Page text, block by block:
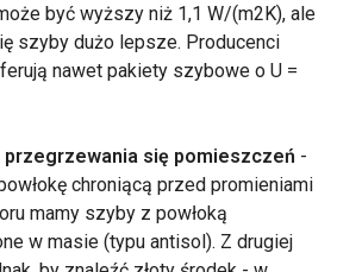
być wyższy niż 1,1 W/(m2K), ale
szyby dużo lepsze. Producenci
nawet pakiety szybowe o U =
się pomieszczeń -
chroniącą przed promieniami
mamy szyby z powłoką
w masie (typu antisol). Z drugiej